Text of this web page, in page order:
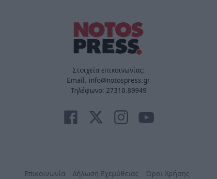
Στοιχεία επικοινωνίας:
Email. info@notospress.gr
Τηλέφωνο: 27310.89949
Επικοινωνία Δήλωση Εχεμύθειας Όροι Χρήσης